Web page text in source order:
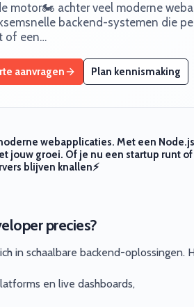
motor🏍️ achter veel moderne
backend-systemen die
of een…
aanvragen Plan kennismaking
webapplicaties. Met een
jouw groei. Of je nu een startup runt
blijven knallen⚡
precies?
in schaalbare backend-
en live dashboards,